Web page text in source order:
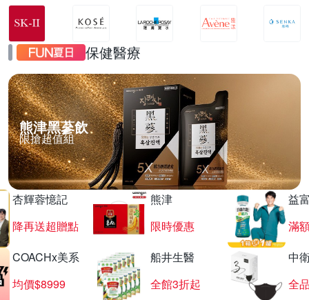
保健醫療
熊津黑蔘飲
限搶超值組
杏輝蓉憶記
降再送超贈點
熊津
限時優惠
益
滿
COACHx美系
均價$8999
船井生醫
全館3折起
中
全